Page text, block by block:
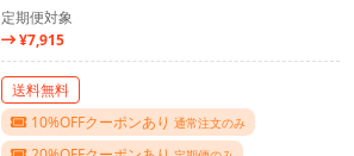
定期便対象
¥7,915
送料無料
10%OFFクーポンあり 通常注文のみ